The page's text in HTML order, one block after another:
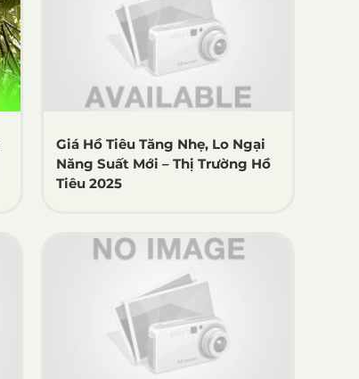
Giá Hồ Tiêu Tăng Nhẹ, Lo Ngại
Năng Suất Mới – Thị Trường Hồ
Tiêu 2025